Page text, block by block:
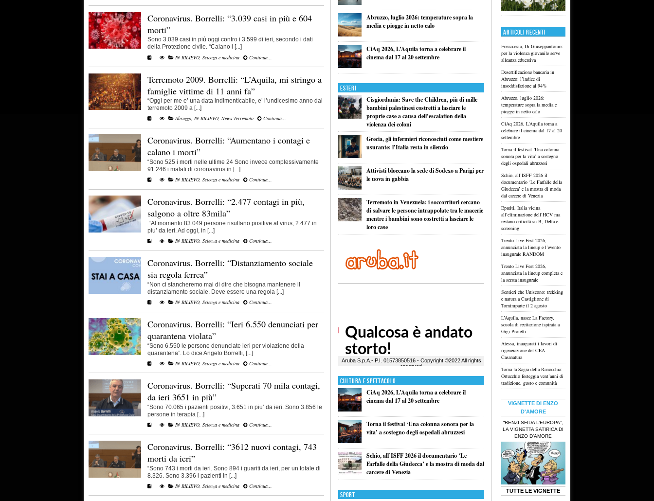
Coronavirus. Borrelli: “3.039 casi in più e 604
morti”
Sono 3.039 casi in più oggi contro i 3.599 di ieri, secondo i dati
della Protezione civile. “Calano i [...]
IN RILIEVO Scienza e medicina Continua...
Terremoto 2009. Borrelli: “L’Aquila, mi stringo a
famiglie vittime di 11 anni fa”
“Oggi per me e’ una data indimenticabile, e’ l’undicesimo anno dal
terremoto 2009 a [...]
Abruzzo, IN RILIEVO, News Terremoto Continua...
Coronavirus. Borrelli: “Aumentano i contagi e
calano i morti”
“Sono 525 i morti nelle ultime 24 Sono invece complessivamente
91.246 i malati di coronavirus in [...]
IN RILIEVO, Scienza e medicina Continua...
Coronavirus. Borrelli: “2.477 contagi in più,
salgono a oltre 83mila”
“Al momento 83.049 persone risultano positive al virus, 2.477 in
piu’ da ieri. Ad oggi, in [...]
IN RILIEVO, Scienza e medicina Continua...
Coronavirus. Borrelli: “Distanziamento sociale
sia regola ferrea”
“Non ci stancheremo mai di dire che bisogna mantenere il
distanziamento sociale. Deve essere una regola [...]
IN RILIEVO, Scienza e medicina Continua...
Coronavirus. Borrelli: “Ieri 6.550 denunciati per
quarantena violata”
“Sono 6.550 le persone denunciate ieri per violazione della
quarantena”. Lo dice Angelo Borrelli, [...]
IN RILIEVO, Scienza e medicina Continua...
Coronavirus. Borrelli: “Superati 70 mila contagi,
da ieri 3651 in più”
“Sono 70.065 i pazienti positivi, 3.651 in piu’ da ieri. Sono 3.856 le
persone in terapia [...]
IN RILIEVO, Scienza e medicina Continua...
Coronavirus. Borrelli: “3612 nuovi contagi, 743
morti da ieri”
“Sono 743 i morti da ieri. Sono 894 i guariti da ieri, per un totale di
8.326. Sono 3.396 i pazienti in [...]
IN RILIEVO Scienza e medicina Continua...
Abruzzo, luglio 2026: temperature sopra la
media e piogge in netto calo
CiAq 2026, L’Aquila torna a celebrare il
cinema dal 17 al 20 settembre
Esteri
Cisgiordania: Save the Children, più di mille
bambini palestinesi costretti a lasciare le
proprie case a causa dell’escalation della
violenza dei coloni
Grecia, gli infermieri riconosciuti come mestiere
usurante: l’Italia resta in silenzio
Attivisti bloccano la sede di Sodexo a Parigi per
le uova in gabbia
Terremoto in Venezuela: i soccorritori cercano
di salvare le persone intrappolate tra le macerie
mentre i bambini sono costretti a lasciare le
loro case
Cultura e Spettacolo
CiAq 2026, L’Aquila torna a celebrare il
cinema dal 17 al 20 settembre
Torna il festival ‘Una colonna sonora per la
vita’ a sostegno degli ospedali abruzzesi
Schio, all’ISFF 2026 il documentario ‘Le
Farfalle della Giudecca’ e la mostra di moda dal
carcere di Venezia
Sport
ARTICOLI RECENTI
Fossacesia, Di Giuseppantonio:
per la violenza giovanile serve
alleanza educativa
Desertificazione bancaria in
Abruzzo: l’indice di
insoddisfazione al 94%
Abruzzo, luglio 2026:
temperature sopra la media e
piogge in netto calo
CiAq 2026, L’Aquila torna a
celebrare il cinema dal 17 al 20
settembre
Torna il festival ‘Una colonna
sonora per la vita’ a sostegno
degli ospedali abruzzesi
Schio, all’ISFF 2026 il
documentario ‘Le Farfalle della
Giudecca’ e la mostra di moda
dal carcere di Venezia
Epatiti, Italia vicina
all’eliminazione dell’HCV ma
restano criticità su B, Delta e
screening
Trento Live Fest 2026,
annunciata la lineup e l’evento
inaugurale RANDOM
Trento Live Fest 2026,
annunciata la lineup completa e
la serata inaugurale
Sentieri che Uniscono: trekking
e natura a Castiglione di
Tornimparte il 2 agosto
L’Aquila, nasce La Factory,
scuola di recitazione ispirata a
Gigi Proietti
Atessa, inaugurati i lavori di
rigenerazione del CEA
Casanatura
Torna la Sagra della Ranocchia:
Ortucchio festeggia vent’anni di
tradizione, gusto e comunità
VIGNETTE DI ENZO
D'AMORE
“RENZI SFIDA L’EUROPA”,
LA VIGNETTA SATIRICA DI
ENZO D’AMORE
TUTTE LE VIGNETTE